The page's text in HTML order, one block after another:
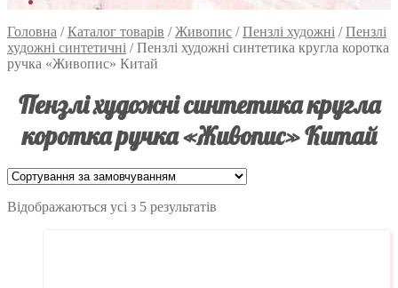
Головна /Каталог товарів /Живопис /Пензлі художні /Пензлі
художні синтетичні /Пензлі художні синтетика кругла коротка
ручка «Живопис» Китай
Пензлі художні синтетика кругла
коротка ручка «Живопис» Китай
Відображаються усі з 5 результатів